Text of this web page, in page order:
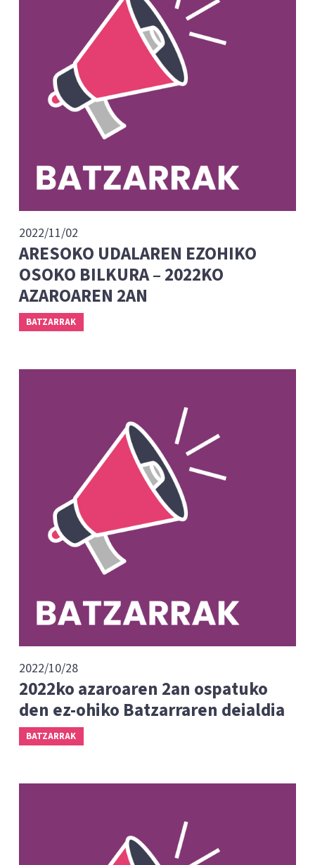
2022/11/02
ARESOKO UDALAREN EZOHIKO
OSOKO BILKURA – 2022KO
AZAROAREN 2AN
BATZARRAK
2022/10/28
2022ko azaroaren 2an ospatuko
den ez-ohiko Batzarraren deialdia
BATZARRAK